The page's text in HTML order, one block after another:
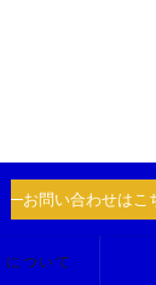
お問い合わせはこ
ついて